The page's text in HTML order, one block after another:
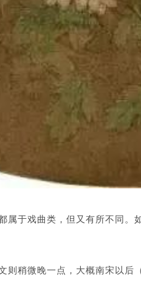
属于戏曲类，但又有所不同
则稍微晚一点，大概南宋以后